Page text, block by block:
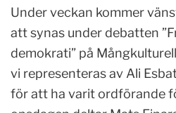
Under veckan kommer
att synas under debatten
demokrati” på
vi representeras av Ali
för att ha varit ordförande